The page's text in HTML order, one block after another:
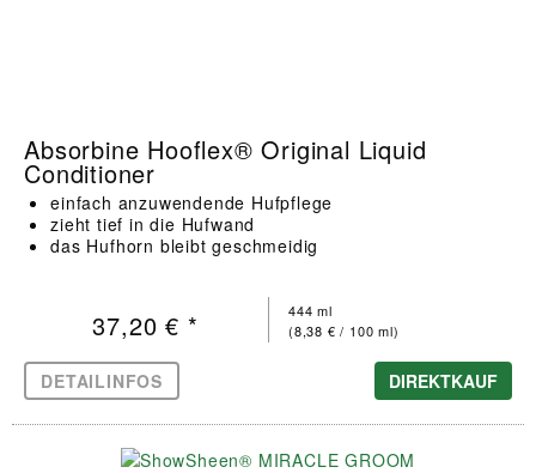
Absorbine Hooflex® Original Liquid
Conditioner
einfach anzuwendende Hufpflege
zieht tief in die Hufwand
das Hufhorn bleibt geschmeidig
444 ml
(8,38 € / 100 ml)
37,20 € *
DETAILINFOS DIREKTKAUF